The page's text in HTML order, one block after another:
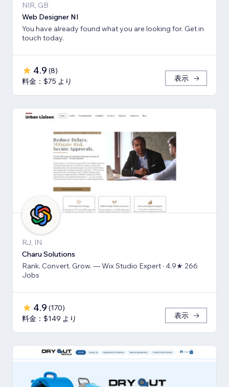
NIR, GB
Web Designer NI
You have already found what you are looking for. Get in
touch today.
4.9 (8)
料金：$75 より
表示
RJ, IN
Charu Solutions
Rank. Convert. Grow. — Wix Studio Expert · 4.9★ 266
Jobs
4.9 (170)
料金：$149 より
表示